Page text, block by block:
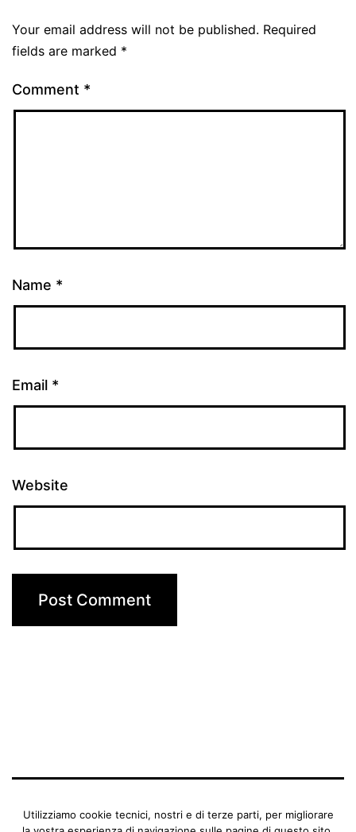
Your email address will not be published. Required
fields are marked *
Comment *
Name *
Email *
Website
BENEDETTA MANFRIANI
Utilizziamo cookie tecnici, nostri e di terze parti, per migliorare